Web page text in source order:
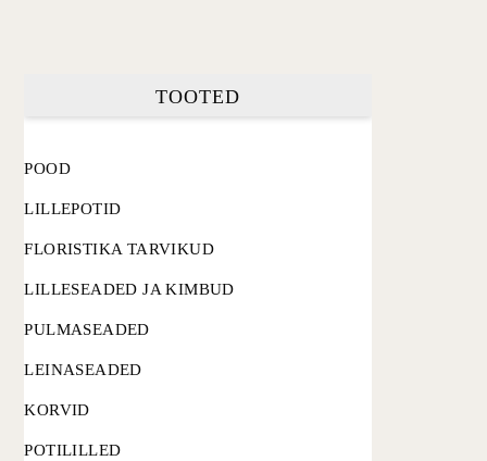
TOOTED
POOD
LILLEPOTID
FLORISTIKA TARVIKUD
LILLESEADED JA KIMBUD
PULMASEADED
LEINASEADED
KORVID
POTILILLED